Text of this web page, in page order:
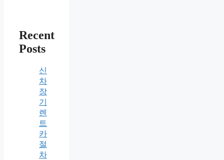
Recent
Posts
신
차
장
기
렌
트
카
절
차